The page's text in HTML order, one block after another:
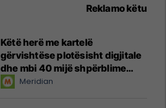
Reklamo këtu
Këtë herë me kartelë
gërvishtëse plotësisht digjitale
dhe mbi 40 mijë shpërblime
instant!Meridian